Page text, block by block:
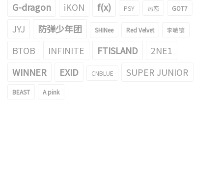
G-dragon iKON f(x) PSY 热恋 GOT7
JYJ 防弹少年团 SHINee Red Velvet 李敏镐
BTOB INFINITE FTISLAND
2NE1
WINNER
EXID CNBLUE SUPER JUNIOR
BEAST A pink